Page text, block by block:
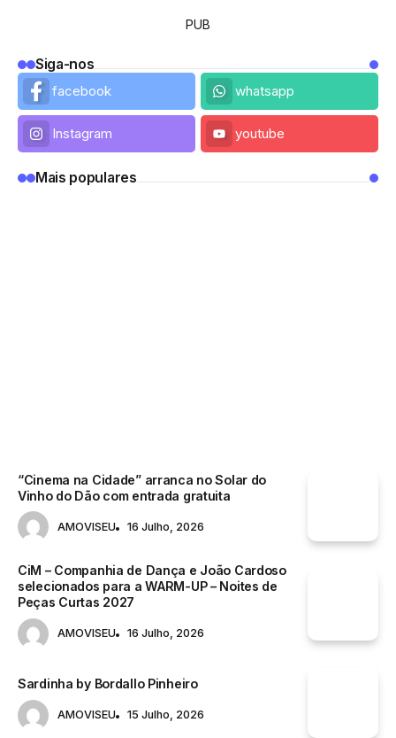
PUB
Siga-nos
facebook
whatsapp
Instagram youtube
Mais populares
“Cinema na Cidade” arranca no Solar do
Vinho do Dão com entrada gratuita
AMOVISEU 16 Julho, 2026
CiM – Companhia de Dança e João Cardoso
selecionados para a WARM-UP – Noites de
Peças Curtas 2027
AMOVISEU 16 Julho, 2026
Sardinha by Bordallo Pinheiro
AMOVISEU 15 Julho, 2026